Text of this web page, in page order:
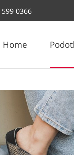
599 0366
Home